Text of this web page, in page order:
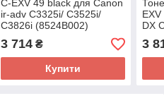
C-EXV 49 black для Canon
ir-adv C3325i/ C3525i/
C3826i (8524B002)
3 714₴
Купити
DX
3